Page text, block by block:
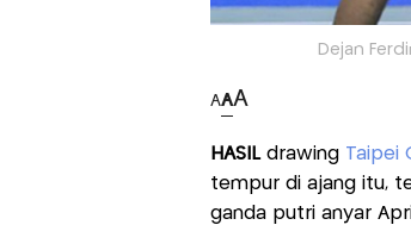
Dejan
AAA
HASIL drawing Taipei
tempur di ajang itu,
ganda putri anyar